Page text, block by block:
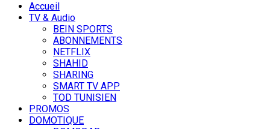
Accueil
TV & Audio
BEIN SPORTS
ABONNEMENTS
NETFLIX
SHAHID
SHARING
SMART TV APP
TOD TUNISIEN
PROMOS
DOMOTIQUE